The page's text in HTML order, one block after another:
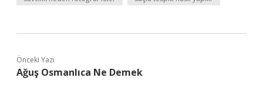
Önceki Yazı
Ağuş Osmanlıca Ne Demek